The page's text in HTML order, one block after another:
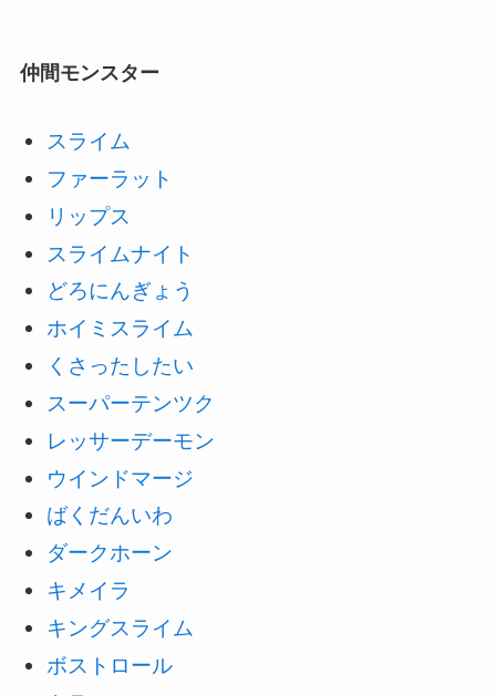
仲間モンスター
スライム
ファーラット
リップス
スライムナイト
どろにんぎょう
ホイミスライム
くさったしたい
スーパーテンツク
レッサーデーモン
ウインドマージ
ばくだんいわ
ダークホーン
キメイラ
キングスライム
ボストロール